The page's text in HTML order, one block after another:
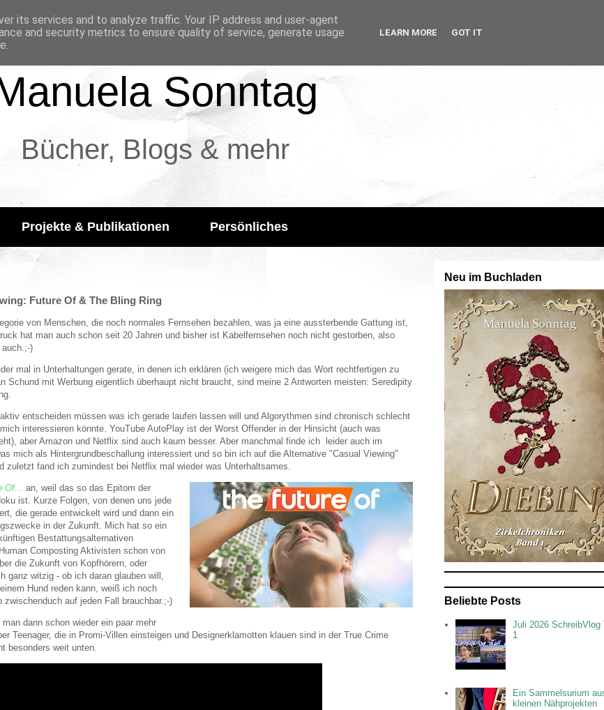
Sonntag
Bücher, Blogs & mehr
Projekte & Publikationen Persönliches
Future Of & The Bling Ring
von Menschen, die noch normales Fernsehen bezahlen, was ja eine aussterbende Gattung ist,
hat man auch schon seit 20 Jahren und bisher ist Kabelfernsehen noch nicht gestorben, also
)
mal in Unterhaltungen gerate, in denen ich erklären (ich weigere mich das Wort rechtfertigen zu
Schund mit Werbung eigentlich überhaupt nicht braucht, sind meine 2 Antworten meisten: Seredipity
entscheiden müssen was ich gerade laufen lassen will und Algorythmen sind chronisch schlecht
interessieren könnte. YouTube AutoPlay ist der Worst Offender in der Hinsicht (auch was
aber Amazon und Netflix sind auch kaum besser. Aber manchmal finde ich leider auch im
mich als Hintergrundbeschallung interessiert und so bin ich auf die Alternative "Casual Viewing"
zuletzt fand ich zumindest bei Netflix mal wieder was Unterhaltsames.
Of... an, weil das so das Epitom der
ist. Kurze Folgen, von denen uns jede
die gerade entwickelt wird und dann ein
in der Zukunft. Mich hat so ein
Bestattungsalternativen
Composting Aktivisten schon von
die Zukunft von Kopfhörern, oder
ganz witzig - ob ich daran glauben will,
Hund reden kann, weiß ich noch
zwischenduch auf jeden Fall brauchbar.;-)
man dann schon wieder ein paar mehr
Teenager, die in Promi-Villen einsteigen und Designerklamotten klauen sind in der True Crime
besonders weit unten.
Neu im Buchladen
Beliebte Posts
Juli 2026 SchreibVlog
1
Ein Sammelsurium
kleinen Nähprojekten
its services and to analyze traffic. Your IP address and user-agent
and security metrics to ensure quality of service, generate usage
LEARN MORE GOT IT